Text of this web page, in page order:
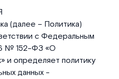
(далее – Политика)
с Федеральным
№ 152-ФЗ «О
и определяет политику
данных -